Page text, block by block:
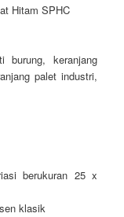
Hitam SPHC
burung, keranjang
palet industri,
berukuran 25 x
klasik